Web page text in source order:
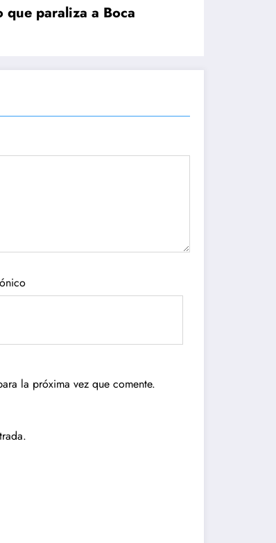
paraliza a Boca
la próxima vez que comente.